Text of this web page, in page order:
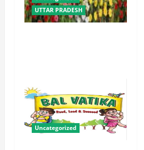
UTTAR PRADESH
Uncategorized